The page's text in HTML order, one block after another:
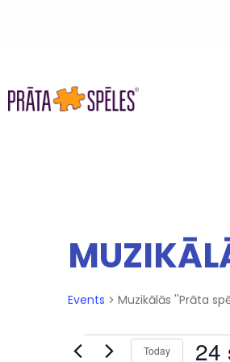
Events Muzikālās ''Prāta
Today 24